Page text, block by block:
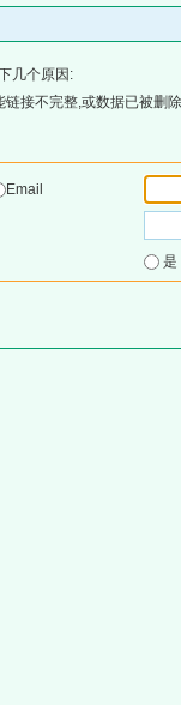
几个原因:
接不完整,或数据已被删
Email